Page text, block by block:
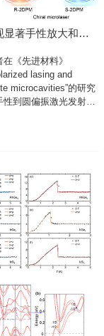
著手性放大和超
《先进材料》
lasing and
microcavities”的研究
到圆偏振激光发射的
提供了新思路...